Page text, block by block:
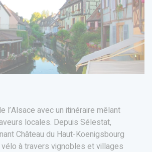
l’Alsace avec un itinéraire mêlant
locales. Depuis Sélestat,
Château du Haut-Koenigsbourg
à travers vignobles et villages